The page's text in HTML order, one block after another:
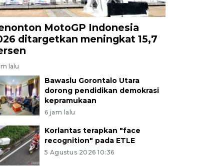
MotoGP Indonesia
ditargetkan meningkat 15,7
lalu
Bawaslu Gorontalo Utara
dorong pendidikan demokrasi
kepramukaan
6 jam lalu
Korlantas terapkan "face
recognition" pada ETLE
5 Agustus 2026 10:36